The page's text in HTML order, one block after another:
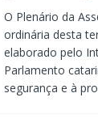
O Plenário da
ordinária desta
elaborado pelo
Parlamento
segurança e à